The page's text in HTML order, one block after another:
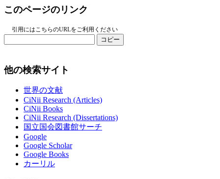
このページのリンク
引用にはこちらのURLをご利用ください
コピー
他の検索サイト
世界の文献
CiNii Research (Articles)
CiNii Books
CiNii Research (Dissertations)
国立国会図書館サーチ
Google
Google Scholar
Google Books
カーリル